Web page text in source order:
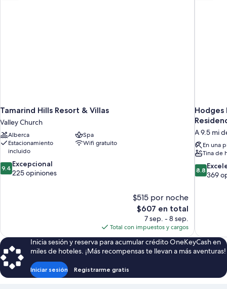
Tamarind Hills Resort & Villas
Valley Church
Alberca
Spa
Estacionamiento
incluido
Wifi gratuito
9.4
de
9.4 Excepcional
225 opiniones
$515 por noche
El
precio
actual
es
de
$607
$607 en total
7 sep. - 8 sep.
Total con impuestos y cargos
Hodges
A 9.5 mi
En una
Tina de
8.8
de
8.8
369
Inicia sesión y reserva para acumular crédito OneKeyCash en
miles de hoteles. ¡Más recompensas te llevan a más aventuras!
Iniciar sesión Registrarme gratis